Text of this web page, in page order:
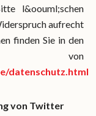
l&oouml;schen
aufrecht
finden Sie in den
von
datenschutz.html
von Twitter